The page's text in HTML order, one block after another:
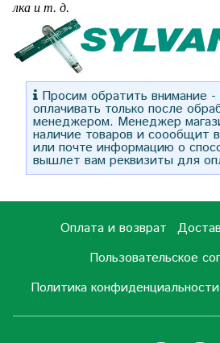
лка и т. д.
Просим обратить внимание
оплачивать только после
менеджером. Менеджер
наличие товаров и соообщит
или почте информацию о
вышлет вам реквизиты для
Оплата и возврат
Пользовательское
Политика конфиденциальности